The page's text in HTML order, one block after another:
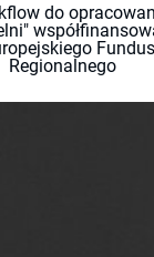
do
Regionalnego